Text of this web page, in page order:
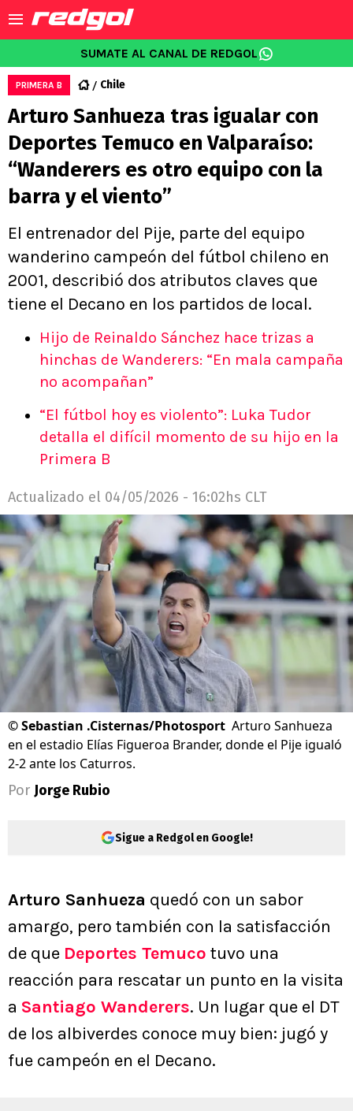
SUMATE AL CANAL DE REDGOL
PRIMERA B Chile
Arturo Sanhueza tras igualar con
Deportes Temuco en Valparaíso:
“Wanderers es otro equipo con la
barra y el viento”
El entrenador del Pije, parte del equipo
wanderino campeón del fútbol chileno en
2001, describió dos atributos claves que
tiene el Decano en los partidos de local.
Hijo de Reinaldo Sánchez hace trizas a
hinchas de Wanderers: “En mala campaña
no acompañan”
“El fútbol hoy es violento”: Luka Tudor
detalla el difícil momento de su hijo en la
Primera B
Actualizado el 04/05/2026 - 16:02hs CLT
©Sebastian .Cisternas/Photosport Arturo Sanhueza
en el estadio Elías Figueroa Brander, donde el Pije igualó
2-2 ante los Caturros.
Por Jorge Rubio
Sigue a Redgol en Google!
Arturo Sanhueza quedó con un sabor
amargo, pero también con la satisfacción
de que Deportes Temuco tuvo una
reacción para rescatar un punto en la visita
a Santiago Wanderers. Un lugar que el DT
de los albiverdes conoce muy bien: jugó y
fue campeón en el Decano.